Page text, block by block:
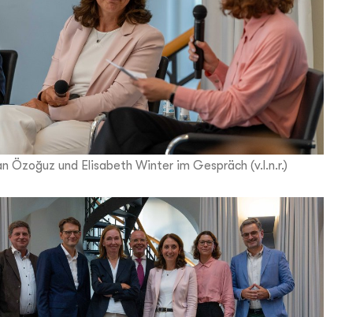
Özoğuz und Elisabeth Winter im Gespräch (v.l.n.r.)